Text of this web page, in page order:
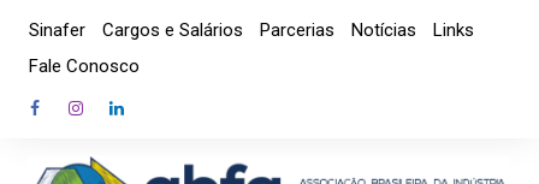
content
Sinafer Cargos e Salários Parcerias Notícias
Links
Fale Conosco